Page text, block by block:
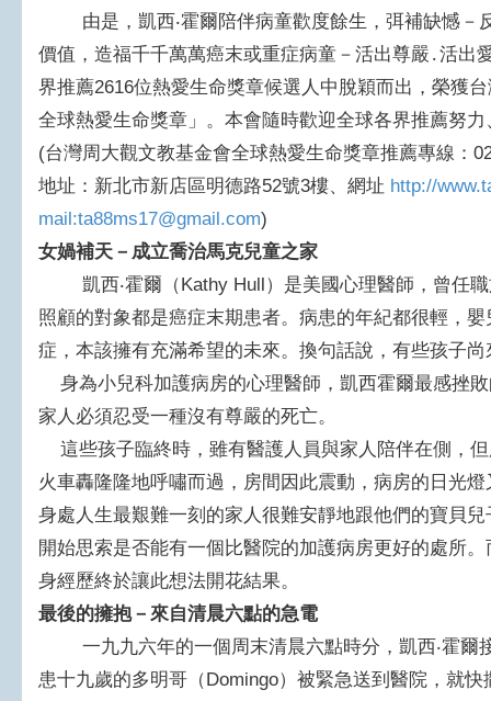
由是，凱西‧霍爾陪伴病童歡度餘生，弭補缺憾－
價值，造福千千萬萬癌末或重症病童－活出尊嚴․活出
界推薦2616位熱愛生命獎章候選人中脫穎而出，榮獲
全球熱愛生命獎章」。本會隨時歡迎全球各界推薦努
(台灣周大觀文教基金會全球熱愛生命獎章推薦專線：
地址：新北市新店區明德路52號3樓、網址 http://
mail:ta88ms17@gmail.com)
女媧補天－成立喬治馬克兒童之家
凱西‧霍爾（Kathy Hull）是美國心理醫師，曾任職
照顧的對象都是癌症末期患者。病患的年紀都很輕，
症，本該擁有充滿希望的未來。換句話說，有些孩子
身為小兒科加護病房的心理醫師，凱西霍爾最感挫
家人必須忍受一種沒有尊嚴的死亡。
這些孩子臨終時，雖有醫護人員與家人陪伴在側，
火車轟隆隆地呼嘯而過，房間因此震動，病房的日光
身處人生最艱難一刻的家人很難安靜地跟他們的寶貝
開始思索是否能有一個比醫院的加護病房更好的處所
身經歷終於讓此想法開花結果。
最後的擁抱－來自清晨六點的急電
一九九六年的一個周末清晨六點時分，凱西‧霍爾
患十九歲的多明哥（Domingo）被緊急送到醫院，就